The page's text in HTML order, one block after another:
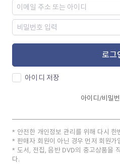
로그
아이디 저장
아이디/비밀
안전한 개인정보 관리를 위해 다시 한
판매자 회원이 아닌 경우 먼저 회원가
도서, 전집, 음반 DVD의 중고상품을
다.